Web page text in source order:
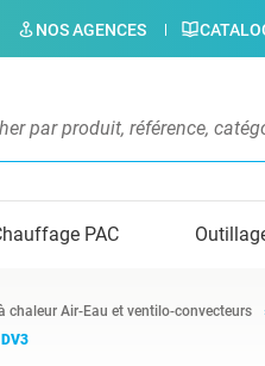
NOS AGENCES
PAC
chaleur Air-Eau et ventilo-convecteurs